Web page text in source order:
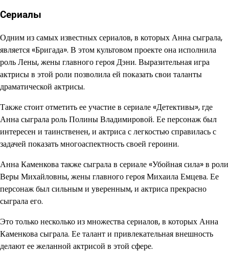
Сериалы
Одним из самых известных сериалов, в которых Анна сыграла,
является «Бригада». В этом культовом проекте она исполнила
роль Лены, жены главного героя Дэни. Выразительная игра
актрисы в этой роли позволила ей показать свои таланты
драматической актрисы.
Также стоит отметить ее участие в сериале «Детективы», где
Анна сыграла роль Полины Владимировой. Ее персонаж был
интересен и таинственен, и актриса с легкостью справилась с
задачей показать многоаспектность своей героини.
Анна Каменкова также сыграла в сериале «Убойная сила» в роли
Веры Михайловны, жены главного героя Михаила Емцева. Ее
персонаж был сильным и уверенным, и актриса прекрасно
сыграла его.
Это только несколько из множества сериалов, в которых Анна
Каменкова сыграла. Ее талант и привлекательная внешность
делают ее желанной актрисой в этой сфере.